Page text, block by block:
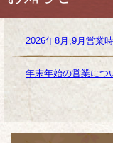
2026年8月,9月営業
年末年始の営業につ